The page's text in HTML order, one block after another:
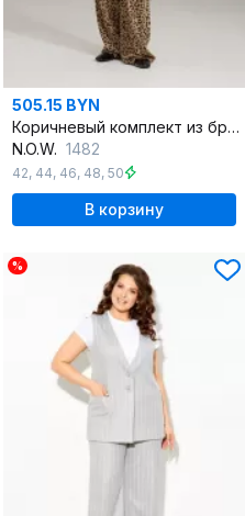
505.15 BYN
Коричневый комплект из брюк и жакета с леопардовым принтом
N.O.W. 1482
42, 44, 46, 48, 50
В корзину
%